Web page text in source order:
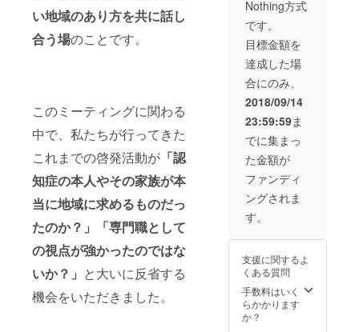
い地域のあり方を共に話し
合う場のことです。
このミーティングに関わる
中で、私たちが行ってきた
これまでの啓発活動が 「認
知症の本人やその家族が本
当に地域に求めるものだっ
たのか？」「専門職として
の視点が強かったのではな
いか？」 と大いに反省する
機会をいただきました。
スター
りしま
す。 ・
報告書
内「協
賛者リ
スト」
前記
載：返
礼品と
してお
送りす
る報告
書内の
ト」に
お名前
を記載
させて
いただ
きます
食チ
分をお
送りし
ます
（有効
期限
2019年
6月30
日）。
・コー
スター3
枚：認
知症の
方が心
た手作
りコー
スター
をお送
りしま
す。 ・
につい
告書を
お送り
いたし
ます。
・オレ
ンジカ
フェ飲
食券：
有田川
町地域
交流セ
ンター
ALEC内
フェで
食チ
ケット
5,000円
分をお
送りし
Nothing方式
です。
目標金額を
達成した場
合にのみ、
2018/09/14
23:59:59ま
でに集まっ
た金額が
ファンディ
ングされま
す。
支援に関するよ
くある質問
手数料はいく
らかかります
か？